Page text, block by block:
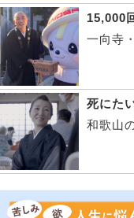
15,000
一向寺
死にた
和歌山